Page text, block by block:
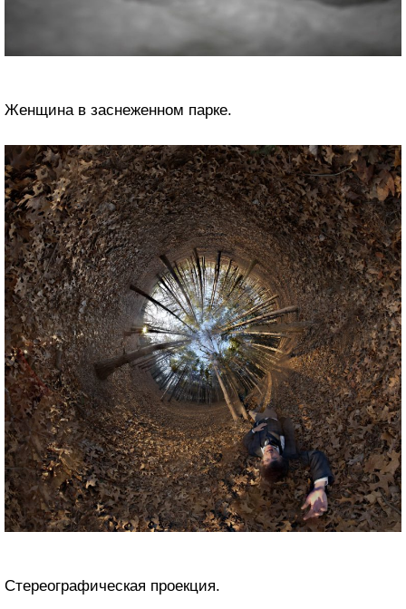
Женщина в заснеженном парке.
Стереографическая проекция.